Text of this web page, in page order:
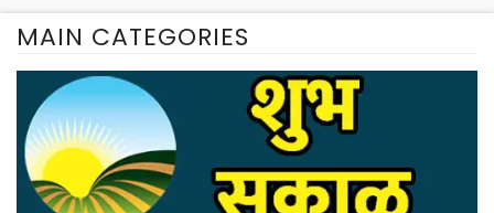
MAIN CATEGORIES